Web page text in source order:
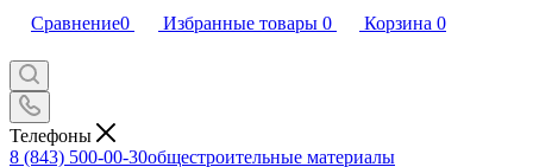
Сравнение0 Избранные товары 0 Корзина 0
Телефоны
8 (843) 500-00-30общестроительные материалы